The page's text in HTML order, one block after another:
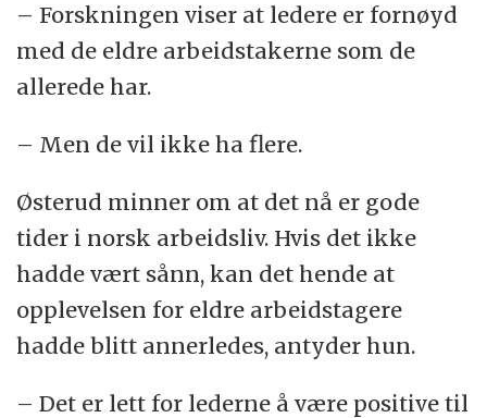
– Forskningen viser at ledere er fornøyd
med de eldre arbeidstakerne som de
allerede har.
– Men de vil ikke ha flere.
Østerud minner om at det nå er gode
tider i norsk arbeidsliv. Hvis det ikke
hadde vært sånn, kan det hende at
opplevelsen for eldre arbeidstagere
hadde blitt annerledes, antyder hun.
– Det er lett for lederne å være positive til